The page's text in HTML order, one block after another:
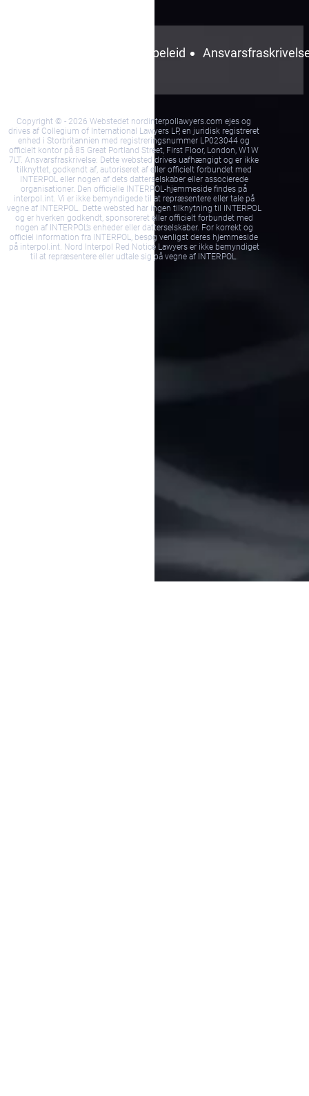
Privacybeleid
Copyright © - 2026 Webstedet nordinterpollawyers.com ejes og
drives af Collegium of International Lawyers LP, en juridisk registreret
enhed i Storbritannien med registreringsnummer LP023044 og
officielt kontor på 85 Great Portland Street, First Floor, London, W1W
7LT. Ansvarsfraskrivelse: Dette websted drives uafhængigt og er ikke
tilknyttet, godkendt af, autoriseret af eller officielt forbundet med
INTERPOL eller nogen af dets datterselskaber eller associerede
organisationer. Den officielle INTERPOL-hjemmeside findes på
interpol.int. Vi er ikke bemyndigede til at repræsentere eller tale på
vegne af INTERPOL. Dette websted har ingen tilknytning til INTERPOL
og er hverken godkendt, sponsoreret eller officielt forbundet med
nogen af INTERPOL’s enheder eller datterselskaber. For korrekt og
officiel information fra INTERPOL, besøg venligst deres hjemmeside
på interpol.int. Nord Interpol Red Notice Lawyers er ikke bemyndiget
til at repræsentere eller udtale sig på vegne af INTERPOL.